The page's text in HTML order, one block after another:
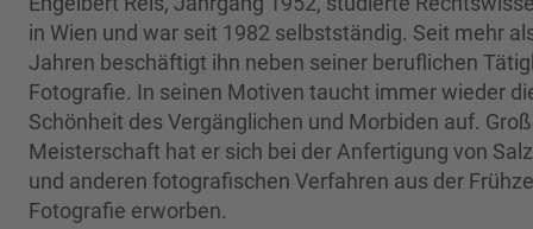
in Wien und war seit 1982 selbstständig. Seit mehr
Jahren beschäftigt ihn neben seiner beruflichen
Fotografie. In seinen Motiven taucht immer wieder
Schönheit des Vergänglichen und Morbiden auf.
Meisterschaft hat er sich bei der Anfertigung von
und anderen fotografischen Verfahren aus der
Fotografie erworben.